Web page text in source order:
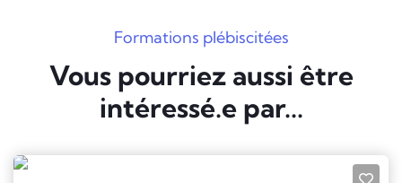
Formations plébiscitées
Vous pourriez aussi être
intéressé.e par...